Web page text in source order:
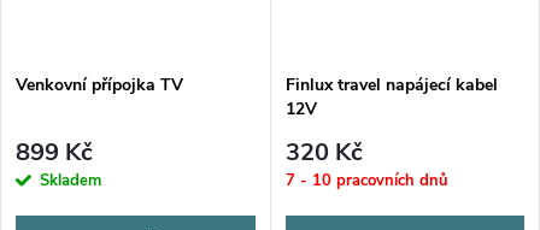
Venkovní přípojka TV
899 Kč
Skladem
Finlux travel napájecí kabel
12V
320 Kč
7 - 10 pracovních dnů